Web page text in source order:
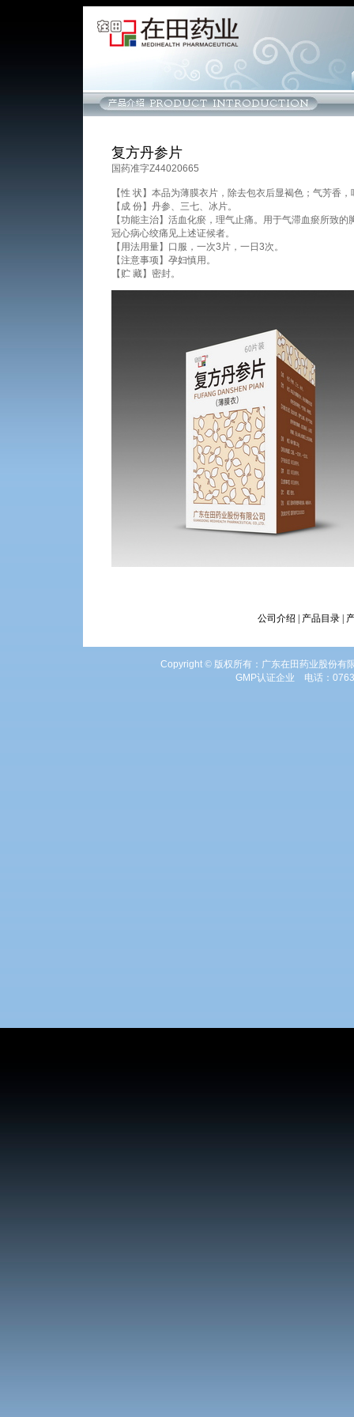
复方丹参片
国药准字Z44020665
【性 状】本品为薄膜衣片，除去包衣后显褐色；气芳香，
【成 份】丹参、三七、冰片。
【功能主治】活血化瘀，理气止痛。用于气滞血瘀所致
冠心病心绞痛见上述证候者。
【用法用量】口服，一次3片，一日3次。
【注意事项】孕妇慎用。
【贮 藏】密封。
公司介绍 产品目录
Copyright © 版权所有：广东在田药业股份有
GMP认证企业 电话：